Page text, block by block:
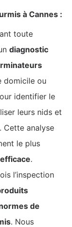
à Cannes :
toute
diagnostic
domicile ou
identifier le
leurs nids et
Cette analyse
le plus
.
l’inspection
de
. Nous